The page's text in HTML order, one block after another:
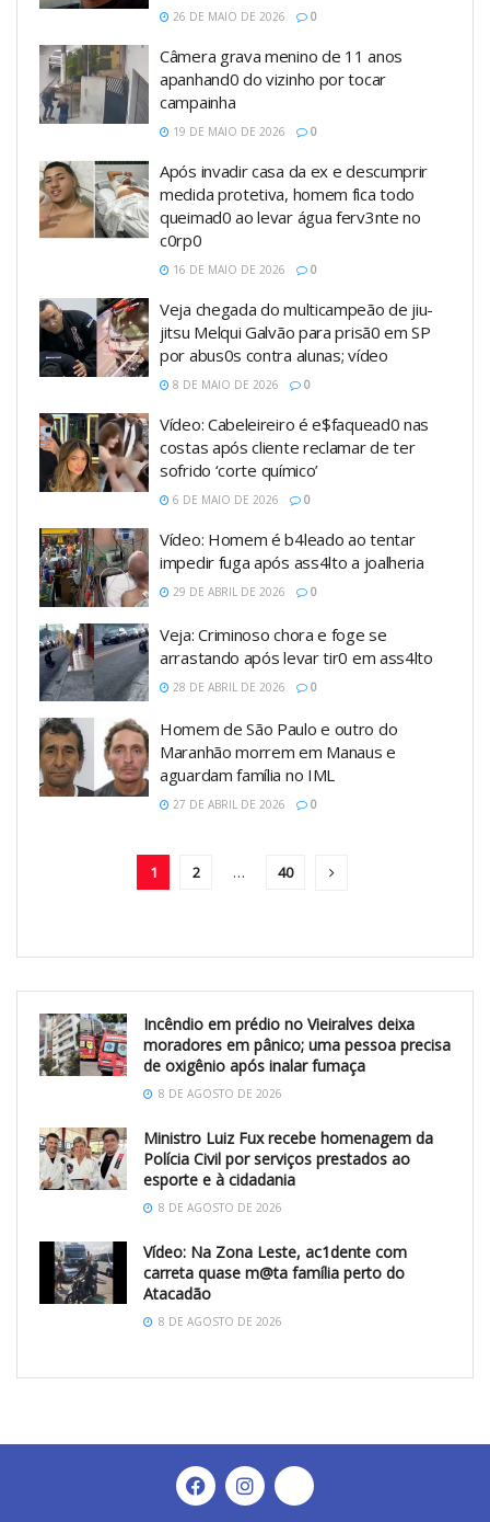
26 DE MAIO DE 2026 0
Câmera grava menino de 11 anos
apanhand0 do vizinho por tocar
campainha
19 DE MAIO DE 2026 0
Após invadir casa da ex e descumprir
medida protetiva, homem fica todo
queimad0 ao levar água ferv3nte no
c0rp0
16 DE MAIO DE 2026 0
Veja chegada do multicampeão de jiu-
jitsu Melqui Galvão para prisã0 em SP
por abus0s contra alunas; vídeo
8 DE MAIO DE 2026 0
Vídeo: Cabeleireiro é e$faquead0 nas
costas após cliente reclamar de ter
sofrido ‘corte químico’
6 DE MAIO DE 2026 0
Vídeo: Homem é b4leado ao tentar
impedir fuga após ass4lto a joalheria
29 DE ABRIL DE 2026 0
Veja: Criminoso chora e foge se
arrastando após levar tir0 em ass4lto
28 DE ABRIL DE 2026 0
Homem de São Paulo e outro do
Maranhão morrem em Manaus e
aguardam família no IML
27 DE ABRIL DE 2026 0
1 2 … 40
Incêndio em prédio no Vieiralves deixa
moradores em pânico; uma pessoa precisa
de oxigênio após inalar fumaça
8 DE AGOSTO DE 2026
Ministro Luiz Fux recebe homenagem da
Polícia Civil por serviços prestados ao
esporte e à cidadania
8 DE AGOSTO DE 2026
Vídeo: Na Zona Leste, ac1dente com
carreta quase m@ta família perto do
Atacadão
8 DE AGOSTO DE 2026